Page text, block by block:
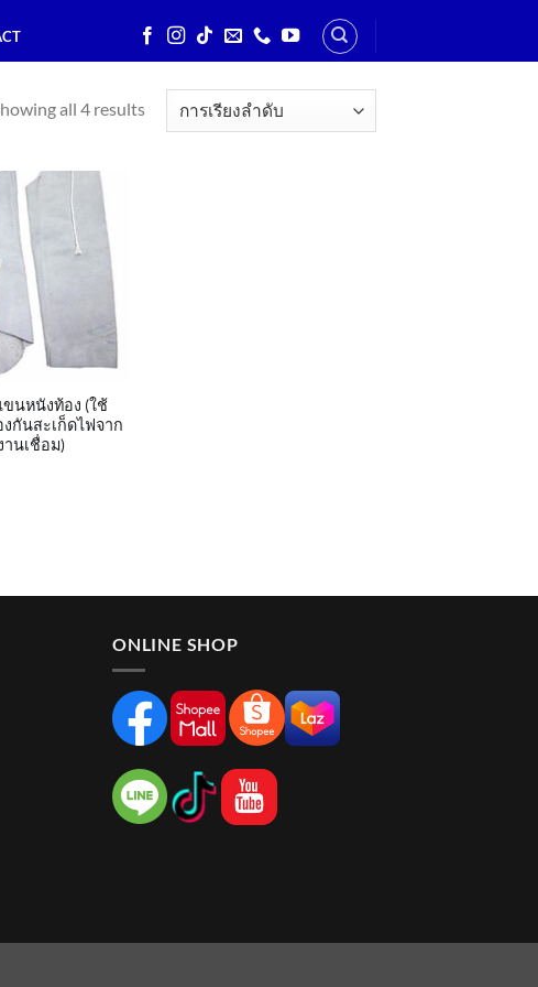
all 4 results
นหนังท้อง (ใช้
กันสะเก็ดไฟจาก
านเชื่อม)
ONLINE SHOP